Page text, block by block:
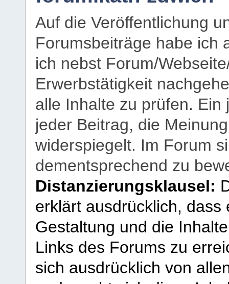
Auf die Veröffentlichung
Forumsbeiträge habe ich
ich nebst Forum/
Erwerbstätigkeit
alle Inhalte zu prüfen.
jeder Beitrag, die
widerspiegelt. Im Forum
dementsprechend zu
Distanzierungsklausel:
erklärt ausdrücklich,
Gestaltung und die
Links des Forums zu
sich ausdrücklich von